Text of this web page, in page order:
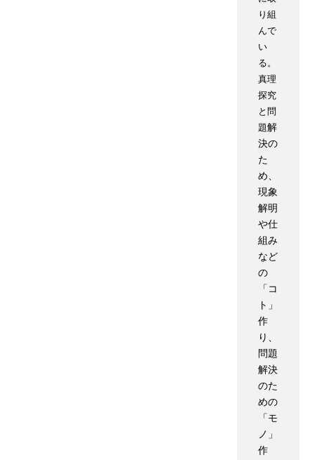
り組
んで
い
る。
真理
探究
と問
題解
決の
た
め、
現象
解明
や仕
組み
など
の
「コ
ト」
作
り、
問題
解決
のた
めの
「モ
ノ」
作